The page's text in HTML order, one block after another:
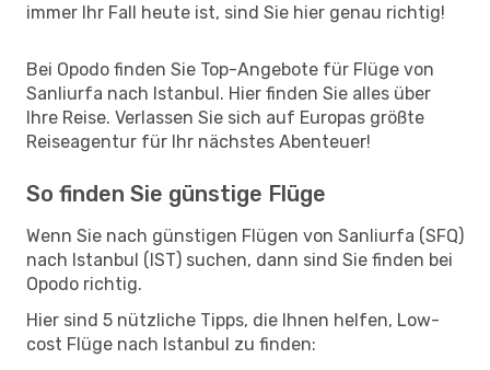
immer Ihr Fall heute ist, sind Sie hier genau richtig!
Bei Opodo finden Sie Top-Angebote für Flüge von
Sanliurfa nach Istanbul. Hier finden Sie alles über
Ihre Reise. Verlassen Sie sich auf Europas größte
Reiseagentur für Ihr nächstes Abenteuer!
So finden Sie günstige Flüge
Wenn Sie nach günstigen Flügen von Sanliurfa (SFQ)
nach Istanbul (IST) suchen, dann sind Sie finden bei
Opodo richtig.
Hier sind 5 nützliche Tipps, die Ihnen helfen, Low-
cost Flüge nach Istanbul zu finden: